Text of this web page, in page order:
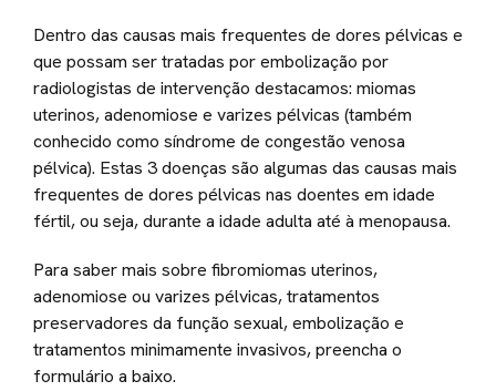
Dentro das causas mais frequentes de dores pélvicas e
que possam ser tratadas por embolização por
radiologistas de intervenção destacamos: miomas
uterinos, adenomiose e varizes pélvicas (também
conhecido como síndrome de congestão venosa
pélvica). Estas 3 doenças são algumas das causas mais
frequentes de dores pélvicas nas doentes em idade
fértil, ou seja, durante a idade adulta até à menopausa.
Para saber mais sobre fibromiomas uterinos,
adenomiose ou varizes pélvicas, tratamentos
preservadores da função sexual, embolização e
tratamentos minimamente invasivos, preencha o
formulário a baixo.